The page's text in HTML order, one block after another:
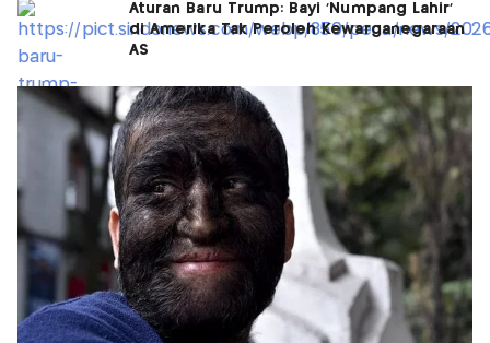
Aturan Baru Trump: Bayi 'Numpang Lahir'
di Amerika Tak Peroleh Kewarganegaraan
AS